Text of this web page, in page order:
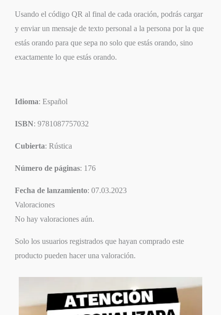
Usando el código QR al final de cada oración, podrás cargar
y enviar un mensaje de texto personal a la persona por la que
estás orando para que sepa no solo que estás orando, sino
exactamente lo que estás orando.
Idioma: Español
ISBN: 9781087757032
Cubierta: Rústica
Número de páginas: 176
Fecha de lanzamiento: 07.03.2023
Valoraciones
No hay valoraciones aún.
Solo los usuarios registrados que hayan comprado este
producto pueden hacer una valoración.